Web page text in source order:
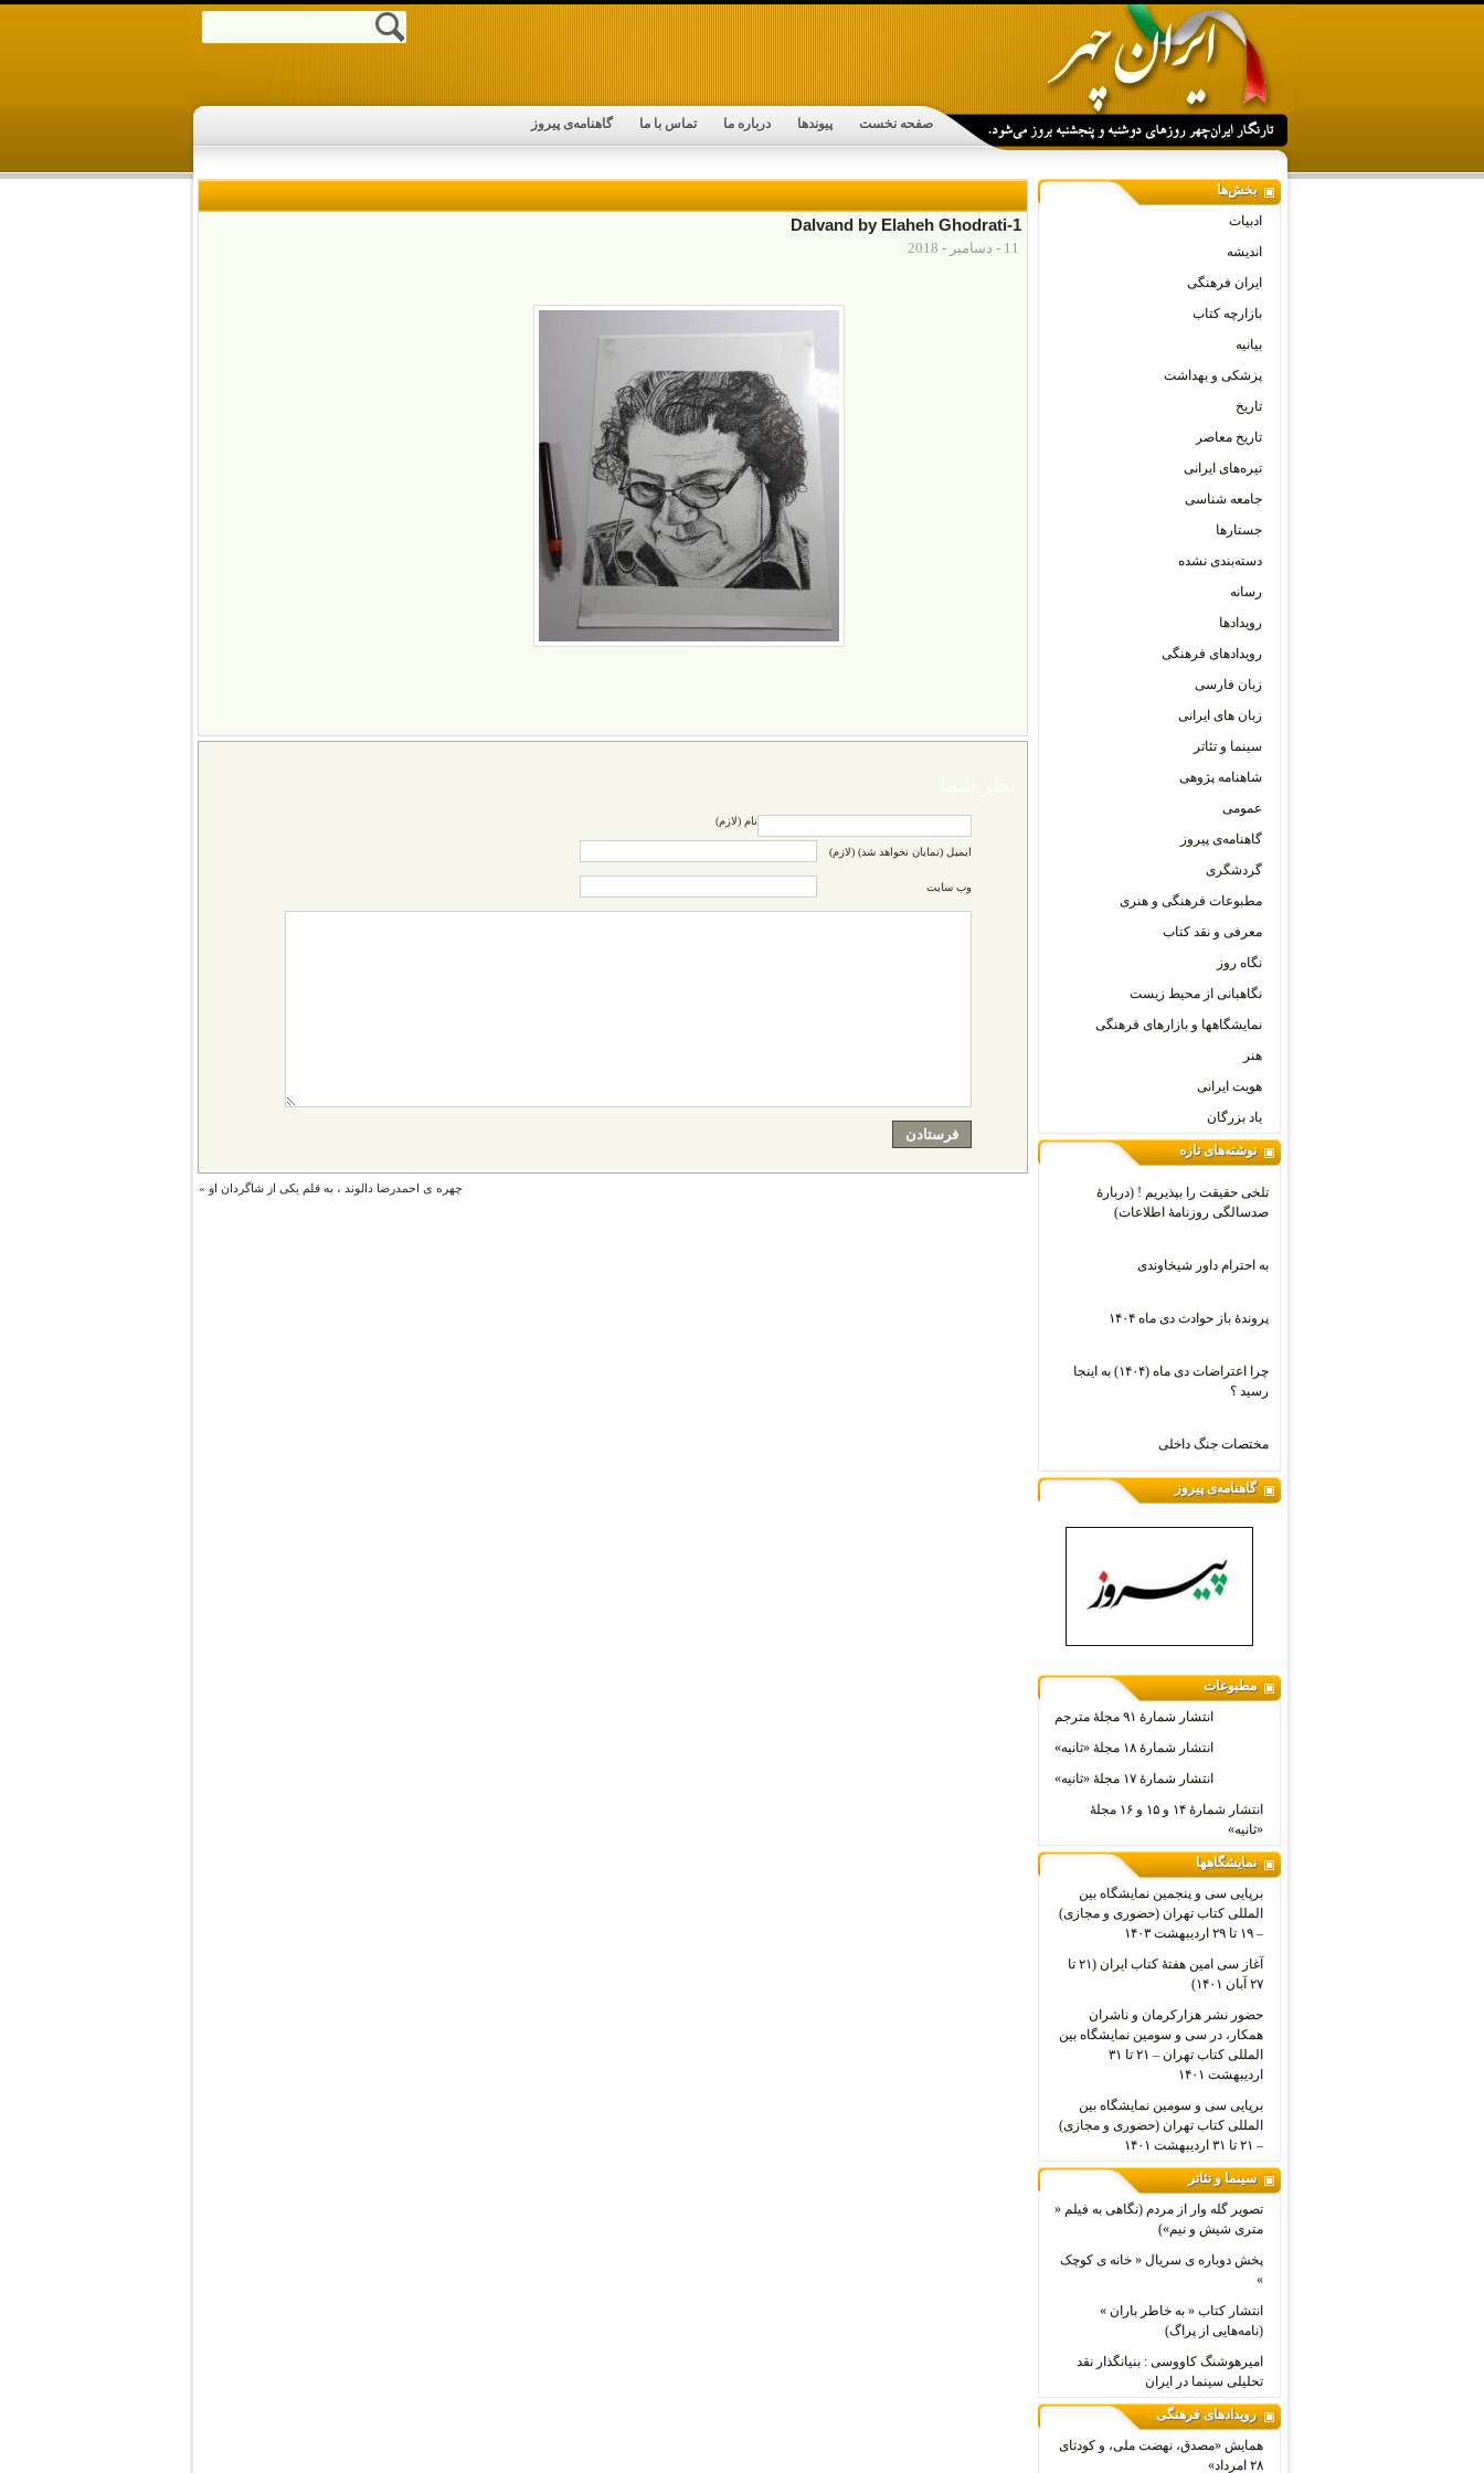
صفحه نخست پیوندها درباره ما تماس با ما گاهنامه‌ی پیروز
Dalvand by Elaheh Ghodrati-1
11 - دسامبر - 2018
نام (لازم)
ایمیل (نمایان نخواهد شد) (لازم)
وب سایت
چهره ی احمدرضا دالوند ، به قلم یکی از شاگردان او »
بخش‌ها
ادبیات
اندیشه
ایران فرهنگی
بازارچه کتاب
بیانیه
پزشکی و بهداشت
تاریخ
تاریخ معاصر
تیره‌های ایرانی
جامعه شناسی
جستارها
دسته‌بندی نشده
رسانه
رویدادها
رویدادهای فرهنگی
زبان فارسی
زبان های ایرانی
سینما و تئاتر
شاهنامه پژوهی
عمومی
گاهنامه‌ی پیروز
گردشگری
مطبوعات فرهنگی و هنری
معرفی و نقد کتاب
نگاه روز
نگاهبانی از محیط زیست
نمایشگاهها و بازارهای فرهنگی
هنر
هویت ایرانی
یاد بزرگان
نوشته‌های تازه
تلخی حقیقت را بپذیریم ! (دربارۀ
صدسالگی روزنامۀ اطلاعات)
به احترام داور شیخاوندی
پروندۀ باز حوادث دی ماه ۱۴۰۴
چرا اعتراضات دی‌ ماه (۱۴۰۴) به اینجا
رسید ؟
مختصات جنگ داخلی
گاهنامه‌ی پیروز
مطبوعات
انتشار شمارۀ ۹۱ مجلۀ مترجم
انتشار شمارۀ ۱۸ مجلۀ «ثانیه»
انتشار شمارۀ ۱۷ مجلۀ «ثانیه»
انتشار شمارۀ ۱۴ و ۱۵ و ۱۶ مجلۀ
«ثانیه»
نمایشگاهها
برپایی سی و پنجمین نمایشگاه بین
المللی کتاب تهران (حضوری و مجازی)
– ۱۹ تا ۲۹ اردیبهشت ۱۴۰۳
آغاز سی امین هفتۀ کتاب ایران (۲۱ تا
۲۷ آبان ۱۴۰۱)
حضور نشر هزارکرمان و ناشران
همکار، در سی و سومین نمایشگاه بین
المللی کتاب تهران – ۲۱ تا ۳۱
اردیبهشت ۱۴۰۱
برپایی سی و سومین نمایشگاه بین
المللی کتاب تهران (حضوری و مجازی)
– ۲۱ تا ۳۱ اردیبهشت ۱۴۰۱
سینما و تئاتر
تصویر گله وار از مردم (نگاهی به فیلم «
متری شیش و نیم»)
پخش دوباره ی سریال « خانه ی کوچک
»
انتشار کتاب « به خاطر باران »
(نامه‌هایی از پراگ)
امیرهوشنگ کاووسی : بنیانگذار نقد
تحلیلی سینما در ایران
رویدادهای فرهنگی
همایش «مصدق، نهضت ملی، و کودتای
۲۸ امرداد»